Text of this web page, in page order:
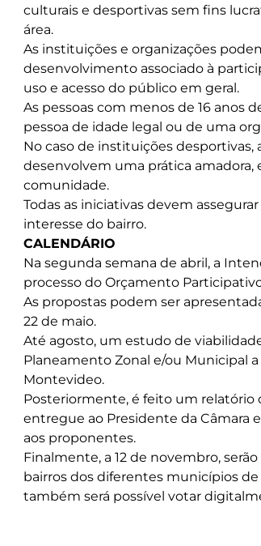
culturais e desportivas sem fins
área.
As instituições e organizações
desenvolvimento associado à
uso e acesso do público em geral.
As pessoas com menos de 16 anos
pessoa de idade legal ou de uma
No caso de instituições
desenvolvem uma prática amadora,
comunidade.
Todas as iniciativas devem
interesse do bairro.
CALENDÁRIO
Na segunda semana de abril, a
processo do Orçamento
As propostas podem ser
22 de maio.
Até agosto, um estudo de
Planeamento Zonal e/ou Municipal
Montevideo.
Posteriormente, é feito um relatório
entregue ao Presidente da Câmara
aos proponentes.
Finalmente, a 12 de novembro,
bairros dos diferentes municípios
também será possível votar